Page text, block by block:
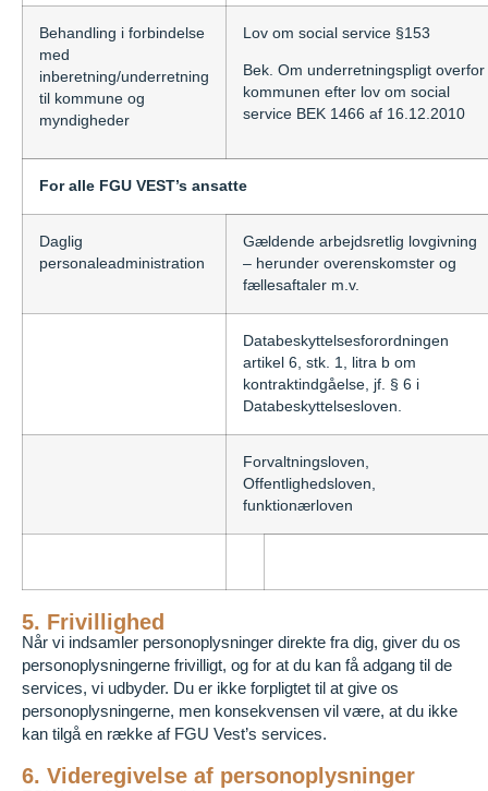
Behandling i forbindelse
med
inberetning/underretning
til kommune og
myndigheder
Lov om social service §153
Bek. Om underretningspligt overfor
kommunen efter lov om social
service BEK 1466 af 16.12.2010
For alle FGU VEST’s ansatte
Daglig
personaleadministration
Gældende arbejdsretlig lovgivning
– herunder overenskomster og
fællesaftaler m.v.
Databeskyttelsesforordningen
artikel 6, stk. 1, litra b om
kontraktindgåelse, jf. § 6 i
Databeskyttelsesloven.
Forvaltningsloven,
Offentlighedsloven,
funktionærloven
5. Frivillighed
Når vi indsamler personoplysninger direkte fra dig, giver du os
personoplysningerne frivilligt, og for at du kan få adgang til de
services, vi udbyder. Du er ikke forpligtet til at give os
personoplysningerne, men konsekvensen vil være, at du ikke
kan tilgå en række af FGU Vest’s services.
6. Videregivelse af personoplysninger